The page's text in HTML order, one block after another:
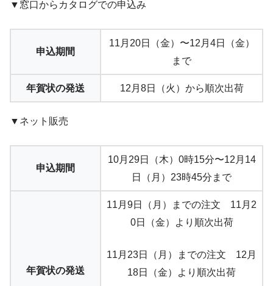
▼窓口からカタログでの申込み
申込期間
11月20日（金）〜12月4日（金）
まで
年賀状の発送 12月8日（火）から順次出荷
▼ネット販売
申込期間
10月29日（木）0時15分〜12月14
日（月）23時45分まで
年賀状の発送
11月9日（月）までの注文 11月2
0日（金）より順次出荷
11月23日（月）までの注文 12月
18日（金）より順次出荷